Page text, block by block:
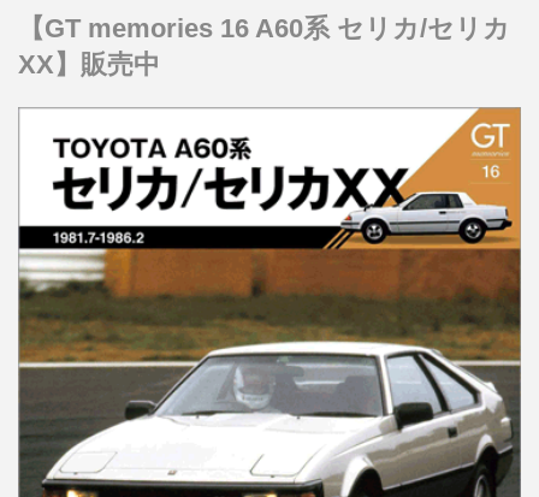
【GT memories 16 A60系 セリカ/セリカ
XX】販売中